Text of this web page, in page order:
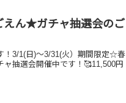
えん★ガチャ抽選会のご
！3/1(日)～3/31(火）期間限定☆春
抽選会開催中です！🥰11,500円